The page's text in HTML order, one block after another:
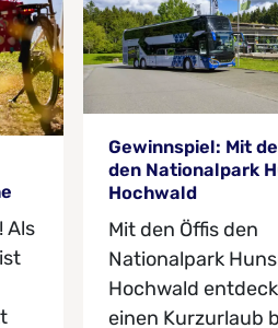
Als
Gewinnspiel: Mit
den Nationalpark
Hochwald
Mit den Öffis den
Nationalpark
Hochwald
einen Kurzurlaub